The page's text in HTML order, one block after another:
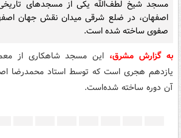
مسجد شیخ لطف‌الله یکی از مسجدهای
اصفهان، در ضلع شرقی میدان نقش جهان
صفوی ساخته شده است.
به گزارش مشرق، این مسجد شاهکاری از
یازدهم هجری است که توسط استاد محمدرضا
آن دوره ساخته شده‌است.